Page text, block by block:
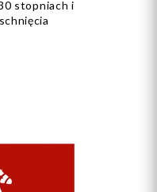
stopniach i